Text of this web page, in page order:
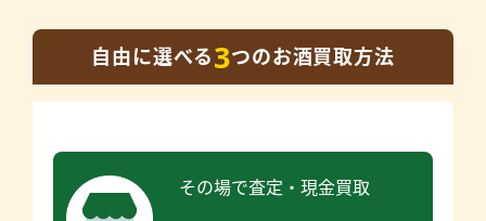
自由に選べる3つのお酒買取方法
その場で査定・現金買取